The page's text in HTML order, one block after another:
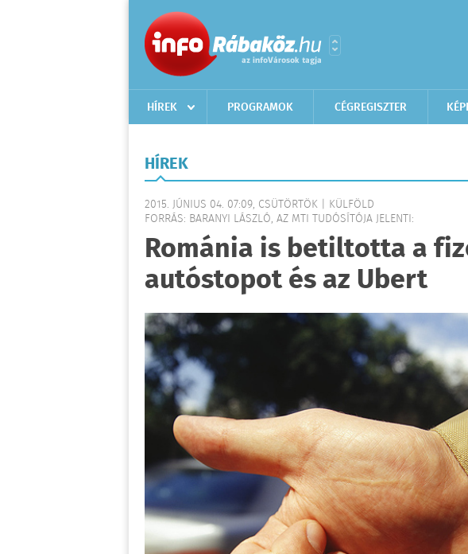
HÍREK PROGRAMOK CÉGREGISZTER
HÍREK
2015. JÚNIUS 04. 07:09, CSÜTÖRTÖK | KÜLFÖLD
FORRÁS: BARANYI LÁSZLÓ, AZ MTI TUDÓSÍTÓJA JELENTI:
Románia is betiltotta a
autóstopot és az Ubert